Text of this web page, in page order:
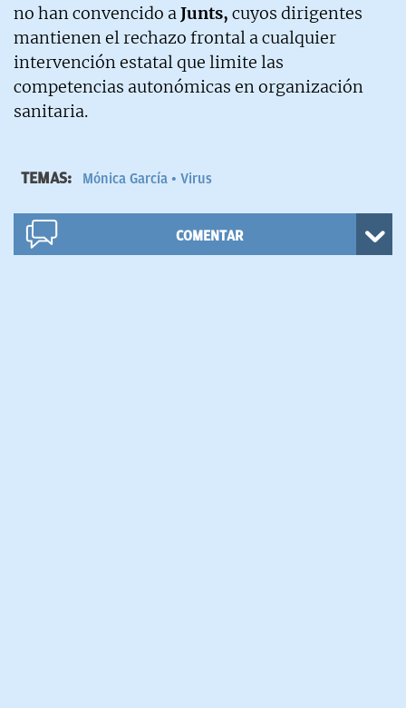
no han convencido aJunts, cuyos dirigentes
mantienen el rechazo frontal a cualquier
intervención estatal que limite las
competencias autonómicas en organización
sanitaria.
TEMAS: Mónica García Virus
COMENTAR